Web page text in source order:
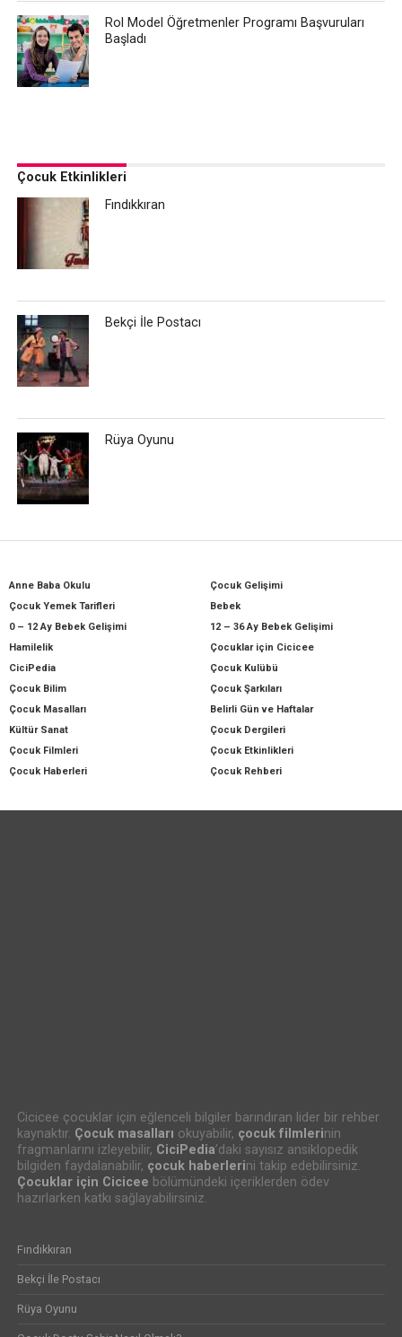
Rol Model Öğretmenler Programı Başvuruları
Başladı
Çocuk Etkinlikleri
Fındıkkıran
Bekçi İle Postacı
Rüya Oyunu
Anne Baba Okulu
Çocuk Gelişimi
Çocuk Yemek Tarifleri
Bebek
0 – 12 Ay Bebek Gelişimi
12 – 36 Ay Bebek Gelişimi
Hamilelik
Çocuklar için Cicicee
CiciPedia
Çocuk Kulübü
Çocuk Bilim
Çocuk Şarkıları
Çocuk Masalları
Belirli Gün ve Haftalar
Kültür Sanat
Çocuk Dergileri
Çocuk Filmleri
Çocuk Etkinlikleri
Çocuk Haberleri
Çocuk Rehberi
Cicicee çocuklar için eğlenceli bilgiler barındıran lider bir rehber
kaynaktır. Çocuk masalları okuyabilir, çocuk filmlerinin
fragmanlarını izleyebilir, CiciPedia’daki sayısız ansiklopedik
bilgiden faydalanabilir, çocuk haberlerini takip edebilirsiniz.
Çocuklar için Cicicee bölümündeki içeriklerden ödev
hazırlarken katkı sağlayabilirsiniz.
Fındıkkıran
Bekçi İle Postacı
Rüya Oyunu